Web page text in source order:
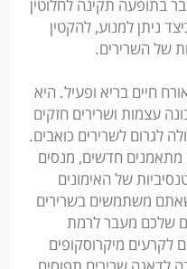
בתופעה תקינה לחלוטין
ניתן למנוע, להקטין
של השרירים.
חיים בריא ופעיל. היא
עצמות ושרירים חזקים
לגרום לשרירים כואבים.
מתאמנים חדשים, מנסים
של האימונים
שאתם משתמשים בשרירים
שלכם מעבר לרמת
לקרעים מיקרוסקופים